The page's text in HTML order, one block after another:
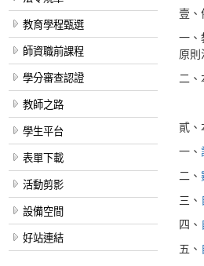
教育學程甄選
師資職前課程
學分審查認證
教師之路
學生平台
表單下載
活動剪影
設備空間
好站連結
壹、
一、
原則
二
貳、
一、
二、
三、
四、
五、